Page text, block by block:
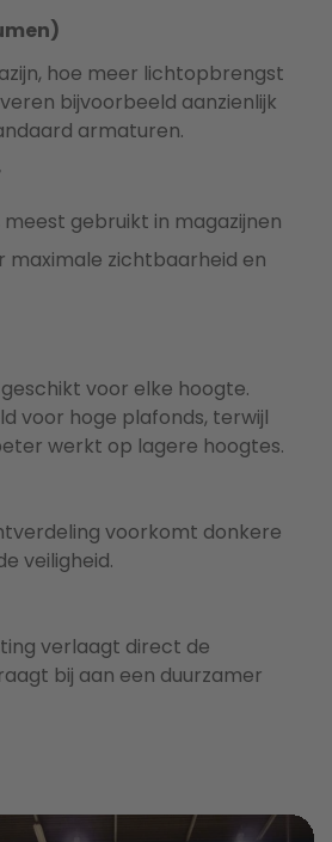
hoe meer lichtopbrengst
bijvoorbeeld aanzienlijk
armaturen.
gebruikt in magazijnen
maximale zichtbaarheid en
voor elke hoogte.
voor hoge plafonds, terwijl
werkt op lagere hoogtes.
voorkomt donkere
veiligheid.
verlaagt direct de
bij aan een duurzamer